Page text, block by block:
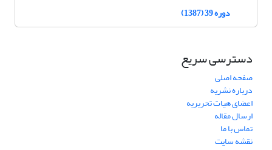
دوره 39 (1387)
دسترسی سریع
صفحه اصلی
درباره نشریه
اعضای هیات تحریریه
ارسال مقاله
تماس با ما
نقشه سایت